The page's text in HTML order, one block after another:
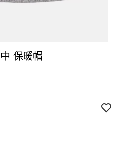
保暖帽